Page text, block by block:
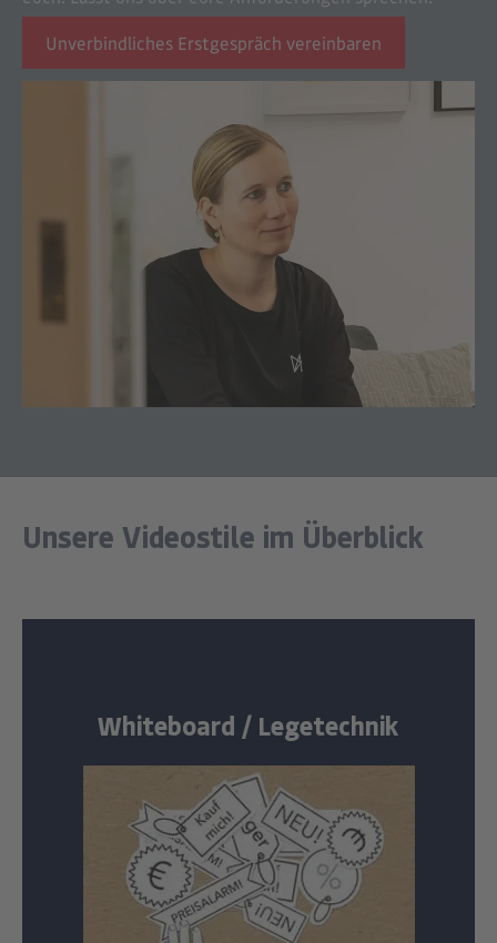
Unverbindliches Erstgespräch vereinbaren
Unsere Videostile im Überblick
Whiteboard / Legetechnik